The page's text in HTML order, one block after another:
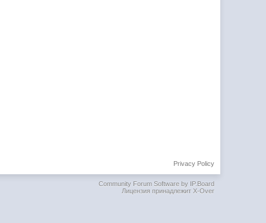
Privacy Policy
Community Forum Software by IP.Board
Лицензия принадлежит X-Over